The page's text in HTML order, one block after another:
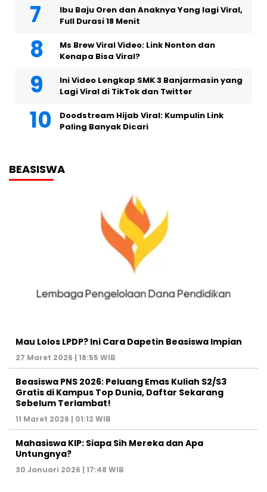
Ibu Baju Oren dan Anaknya Yang lagi Viral,
Full Durasi 18 Menit
Ms Brew Viral Video: Link Nonton dan
Kenapa Bisa Viral?
Ini Video Lengkap SMK 3 Banjarmasin yang
Lagi Viral di TikTok dan Twitter
Doodstream Hijab Viral: Kumpulin Link
Paling Banyak Dicari
BEASISWA
Mau Lolos LPDP? Ini Cara Dapetin Beasiswa Impian
27 Maret 2026 | 18:55 WIB
Beasiswa PNS 2026: Peluang Emas Kuliah S2/S3
Gratis di Kampus Top Dunia, Daftar Sekarang
Sebelum Terlambat!
11 Maret 2026 | 01:12 WIB
Mahasiswa KIP: Siapa Sih Mereka dan Apa
Untungnya?
30 Januari 2026 | 17:48 WIB